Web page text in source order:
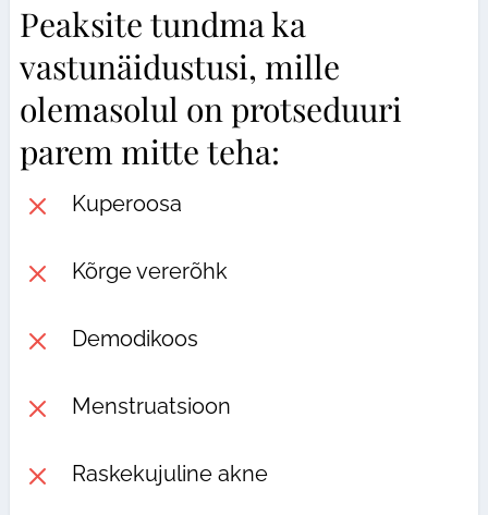
Peaksite tundma ka
vastunäidustusi, mille
olemasolul on protseduuri
parem mitte teha:
M Kuperoosa
M Kõrge vererõhk
M Demodikoos
M Menstruatsioon
M Raskekujuline akne